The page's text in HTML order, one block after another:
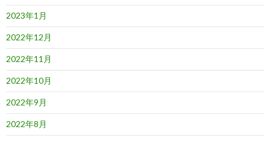
2023年1月
2022年12月
2022年11月
2022年10月
2022年9月
2022年8月